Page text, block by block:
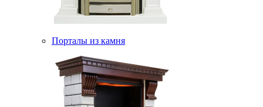
Порталы из камня